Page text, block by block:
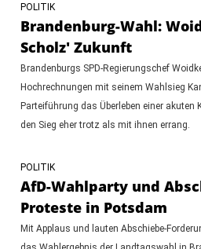
POLITIK
Brandenburg-Wahl:
Scholz' Zukunft
Brandenburgs SPD-Regierungschef
Hochrechnungen mit seinem Wahlsieg
Parteiführung das Überleben einer akuten
den Sieg eher trotz als mit ihnen errang.
POLITIK
AfD-Wahlparty und
Proteste in Potsdam
Mit Applaus und lauten Abschiebe-